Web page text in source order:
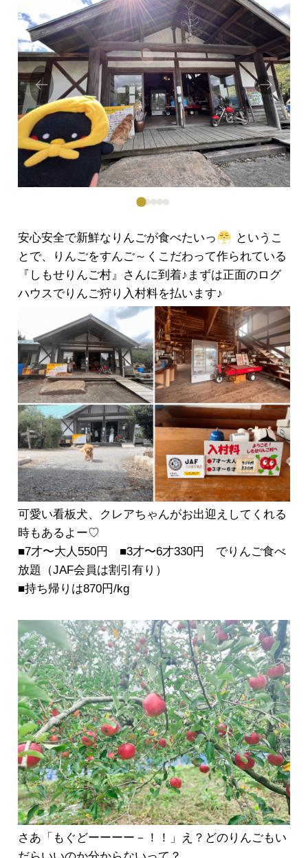
Prev
ious
Next
安心安全で新鮮なりんごが食べたいっ
というこ
とで、りんごをすんご～くこだわって作られている
『しもせりんご村』さんに到着♪まずは正面のログ
ハウスでりんご狩り入村料を払います♪
可愛い看板犬、クレアちゃんがお出迎えしてくれる
時もあるよー♡
■7才〜大人550円 ■3才〜6才330円 でりんご食べ
放題（JAF会員は割引有り）
■持ち帰りは870円/kg
さあ「もぐどーーーー－！！」え？どのりんごもい